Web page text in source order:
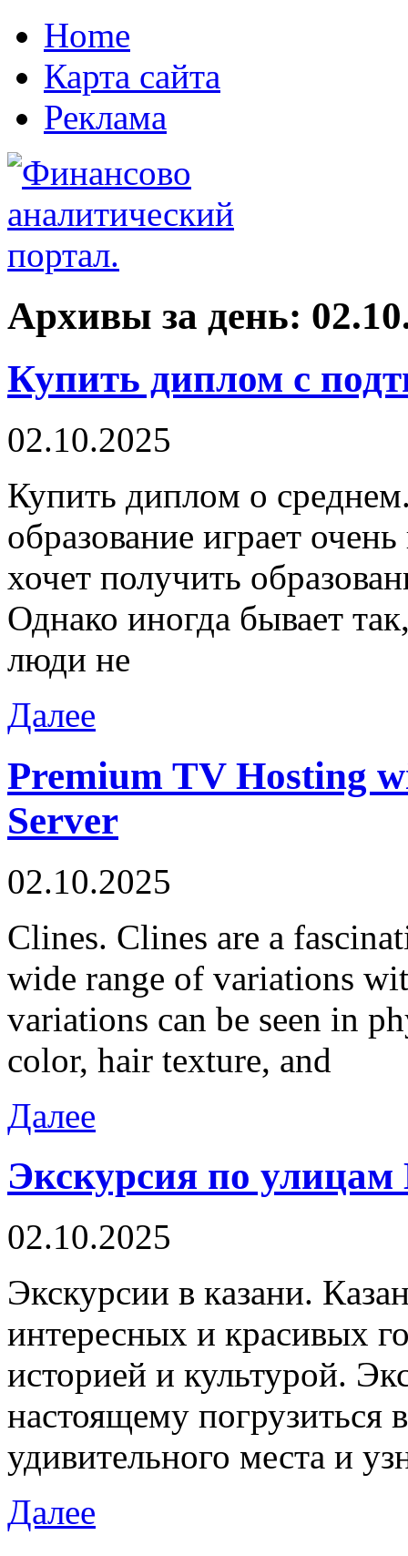
Home
Карта сайта
Реклама
Архивы за день:
Купить диплом с
02.10.2025
Купить диплoм o
образование играет
хочет получить
Однако иногда бывает
люди не
Далее
Premium TV Hosting
Server
02.10.2025
Clines. Clines are a
wide range of variations
variations can be seen in
color, hair texture, and
Далее
Экскурсия по
02.10.2025
Экскурсии в кaзaни.
интересных и красивых
историей и культурой.
настоящему погрузиться
удивительного места и
Далее